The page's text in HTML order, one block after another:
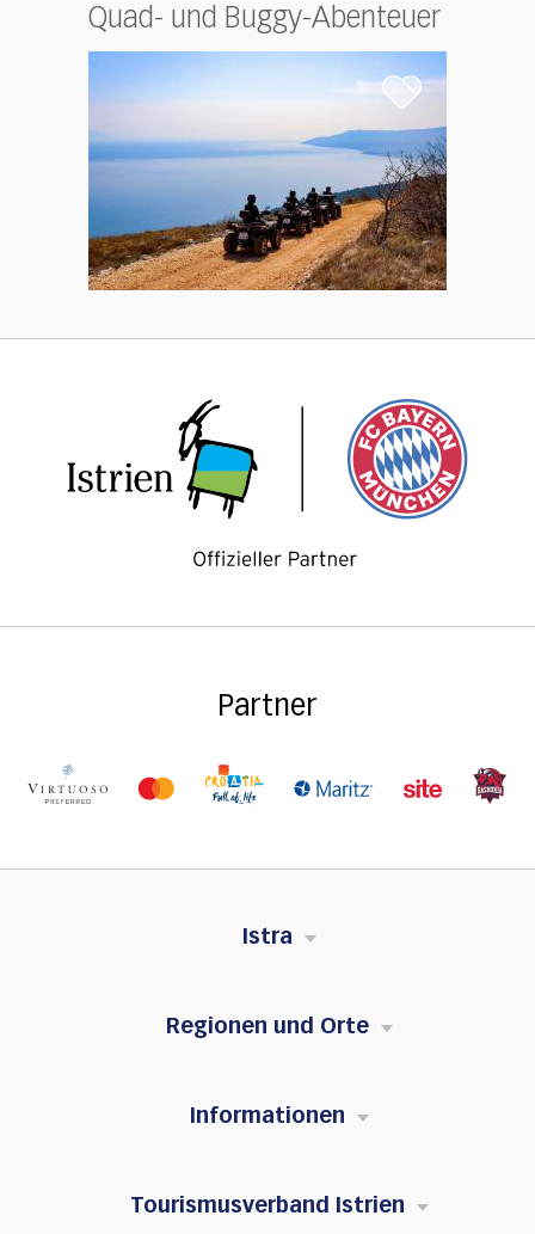
Quad- und Buggy-Abenteuer
Partner
Istra
Regionen und Orte
Informationen
Tourismusverband Istrien